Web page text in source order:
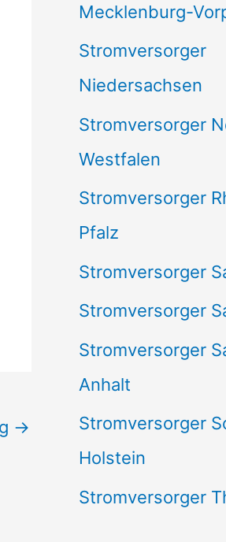
→
Mecklenburg-
Stromversorger
Niedersachsen
Stromversorger
Westfalen
Stromversorger
Pfalz
Stromversorger
Stromversorger
Stromversorger
Anhalt
Stromversorger
Holstein
Stromversorger